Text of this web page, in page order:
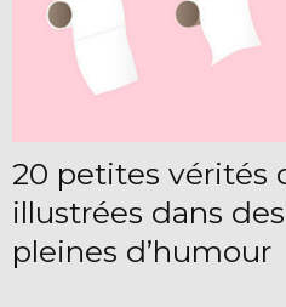
20 petites vérités
illustrées dans
pleines d’humour